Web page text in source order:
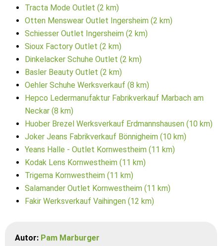
Tracta Mode Outlet (2 km)
Otten Menswear Outlet Ingersheim (2 km)
Schiesser Outlet Ingersheim (2 km)
Sioux Factory Outlet (2 km)
Dinkelacker Schuhe Outlet (2 km)
Basler Beauty Outlet (2 km)
Oehler Schuhe Werksverkauf (8 km)
Hepco Ledermanufaktur Fabrikverkauf Marbach am
Neckar (8 km)
Huober Brezel Werksverkauf Erdmannshausen (10 km)
Joker Jeans Fabrikverkauf Bönnigheim (10 km)
Yeans Halle - Outlet Kornwestheim (11 km)
Kodak Lens Kornwestheim (11 km)
Trigema Kornwestheim (11 km)
Salamander Outlet Kornwestheim (11 km)
Fakir Werksverkauf Vaihingen (12 km)
Autor: Pam Marburger